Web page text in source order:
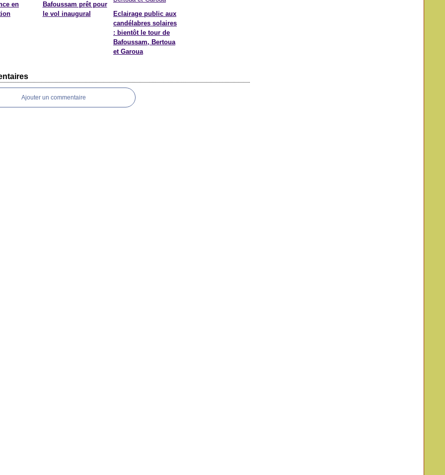
en
Bafoussam prêt pour
le vol inaugural
Eclairage public aux
candélabres solaires
: bientôt le tour de
Bafoussam, Bertoua
et Garoua
Ajouter un commentaire